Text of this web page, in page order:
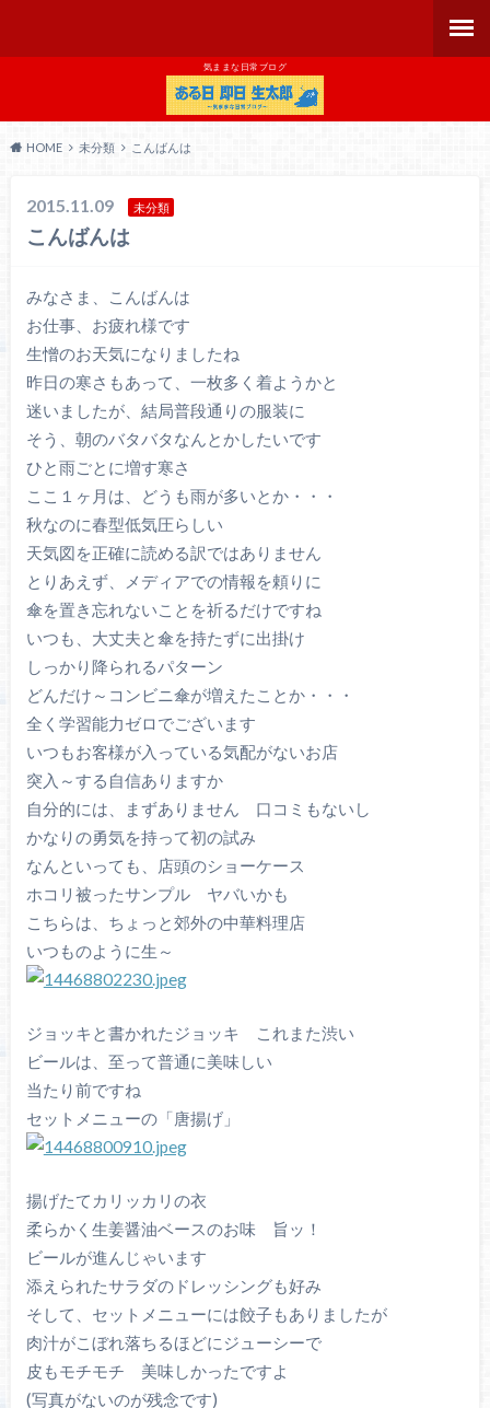
気ままな日常ブログ
HOME 未分類 こんばんは
2015.11.09 未分類
こんばんは
みなさま、こんばんは
お仕事、お疲れ様です
生憎のお天気になりましたね
昨日の寒さもあって、一枚多く着ようかと
迷いましたが、結局普段通りの服装に
そう、朝のバタバタなんとかしたいです
ひと雨ごとに増す寒さ
ここ１ヶ月は、どうも雨が多いとか・・・
秋なのに春型低気圧らしい
天気図を正確に読める訳ではありません
とりあえず、メディアでの情報を頼りに
傘を置き忘れないことを祈るだけですね
いつも、大丈夫と傘を持たずに出掛け
しっかり降られるパターン
どんだけ～コンビニ傘が増えたことか・・・
全く学習能力ゼロでございます
いつもお客様が入っている気配がないお店
突入～する自信ありますか
自分的には、まずありません 口コミもないし
かなりの勇気を持って初の試み
なんといっても、店頭のショーケース
ホコリ被ったサンプル ヤバいかも
こちらは、ちょっと郊外の中華料理店
いつものように生～
ジョッキと書かれたジョッキ これまた渋い
ビールは、至って普通に美味しい
当たり前ですね
セットメニューの「唐揚げ」
揚げたてカリッカリの衣
柔らかく生姜醤油ベースのお味 旨ッ！
ビールが進んじゃいます
添えられたサラダのドレッシングも好み
そして、セットメニューには餃子もありましたが
肉汁がこぼれ落ちるほどにジューシーで
皮もモチモチ 美味しかったですよ
(写真がないのが残念です)